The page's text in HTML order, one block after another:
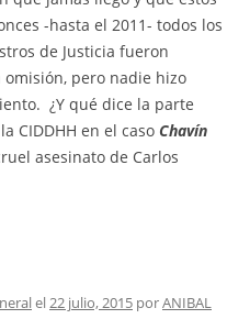
-hasta el 2011- todos los
de Justicia fueron
pero nadie hizo
¿Y qué dice la parte
CIDDHH en el caso Chavín
asesinato de Carlos
el 22 julio, 2015 porANIBAL